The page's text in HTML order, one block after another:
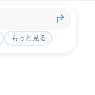
もっと見る